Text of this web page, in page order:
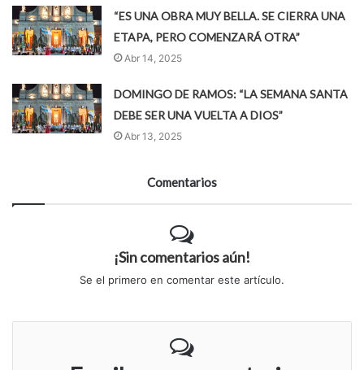
“ES UNA OBRA MUY BELLA. SE CIERRA UNA
ETAPA, PERO COMENZARÁ OTRA”
Abr 14, 2025
DOMINGO DE RAMOS: “LA SEMANA SANTA
DEBE SER UNA VUELTA A DIOS”
Abr 13, 2025
Comentarios
¡Sin comentarios aún!
Se el primero en comentar este artículo.